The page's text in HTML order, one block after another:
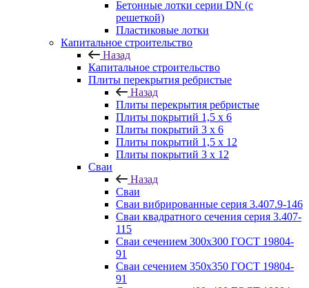
Бетонные лотки серии DN (с
решеткой)
Пластиковые лотки
Капитальное строительство
Назад
Капитальное строительство
Плиты перекрытия ребристые
Назад
Плиты перекрытия ребристые
Плиты покрытий 1,5 x 6
Плиты покрытий 3 x 6
Плиты покрытий 1,5 x 12
Плиты покрытий 3 x 12
Сваи
Назад
Сваи
Сваи вибрированные серия 3.407.9-146
Сваи квадратного сечения серия 3.407-
115
Сваи сечением 300х300 ГОСТ 19804-
91
Сваи сечением 350х350 ГОСТ 19804-
91